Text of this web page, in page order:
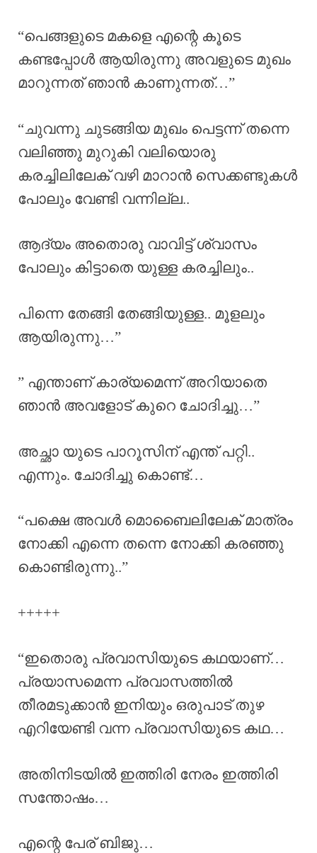
“പെങ്ങളുടെ മകളെ എന്റെ കൂടെ
കണ്ടപ്പോൾ ആയിരുന്നു അവളുടെ മുഖം
മാറുന്നത് ഞാൻ കാണുന്നത്…”
“ചുവന്നു ചുടങ്ങിയ മുഖം പെട്ടന്ന് തന്നെ
വലിഞ്ഞു മുറുകി വലിയൊരു
കരച്ചിലിലേക് വഴി മാറാൻ സെക്കണ്ടുകൾ
പോലും വേണ്ടി വന്നില്ല..
ആദ്യം അതൊരു വാവിട്ട് ശ്വാസം
പോലും കിട്ടാതെ യുള്ള കരച്ചിലും..
പിന്നെ തേങ്ങി തേങ്ങിയുള്ള.. മൂളലും
ആയിരുന്നു…”
” എന്താണ് കാര്യമെന്ന് അറിയാതെ
ഞാൻ അവളോട് കുറെ ചോദിച്ചു…”
അച്ഛാ യുടെ പാറൂസിന് എന്ത് പറ്റി..
എന്നും. ചോദിച്ചു കൊണ്ട്…
“പക്ഷെ അവൾ മൊബൈലിലേക് മാത്രം
നോക്കി എന്നെ തന്നെ നോക്കി കരഞ്ഞു
കൊണ്ടിരുന്നു..”
+++++
“ഇതൊരു പ്രവാസിയുടെ കഥയാണ്…
പ്രയാസമെന്ന പ്രവാസത്തിൽ
തീരമടുക്കാൻ ഇനിയും ഒരുപാട് തുഴ
എറിയേണ്ടി വന്ന പ്രവാസിയുടെ കഥ…
അതിനിടയിൽ ഇത്തിരി നേരം ഇത്തിരി
സന്തോഷം…
എന്റെ പേര് ബിജു…